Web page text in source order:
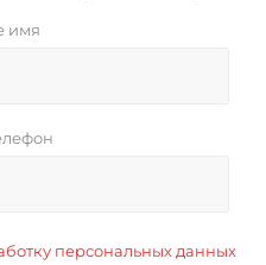
имя
персональных данных